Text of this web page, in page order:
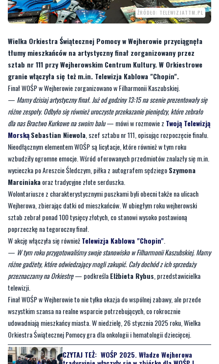
ŹRÓDŁO: TELEWIZJATTM.PL
Wielka Orkiestra Świątecznej Pomocy w Wejherowie przyciągnęła
tłumy mieszkańców na artystyczny finał zorganizowany przez
sztab nr 111 przy Wejherowskim Centrum Kultury. W Orkiestrowe
granie włączyła się też m.in. Telewizja Kablowa "Chopin".
Finał WOŚP w Wejherowie zorganizowano w Filharmonii Kaszubskiej.
—Mamy dzisiaj artystyczny finał. Już od godziny 13:15 na scenie prezentowały się
różne zespoły. Odbyło się również uroczyste przekazanie pieniędzy, które zebrało
dla nas Bractwo Kurkowe na swoim balu— mówi w rozmowie zTwoją Telewizją
MorskąSebastian Niewola, szef sztabu nr 111, opisując rozpoczęcie finału.
Nieodłącznym elementem WOŚP są licytacje, które również w tym roku
wzbudziły ogromne emocje. Wśród oferowanych przedmiotów znalazły się m.in.
wycieczka po Areszcie Śledczym, piłka z autografem sędziegoSzymona
Marciniakaoraz tradycyjne złote serduszka.
Wolontariusze z charakterystycznymi puszkami byli obecni także na ulicach
Wejherowa, zbierając datki od mieszkańców. W ubiegłym roku wejherowski
sztab zebrał ponad 100 tysięcy złotych, co stanowi wysoko postawioną
poprzeczkę na tegoroczny finał.
W akcję włączyła się również Telewizja Kablowa "Chopin".
—W tym roku przygotowaliśmy swoje stanowisko w Filharmonii Kaszubskiej. Mamy
różne gadżety, które odwiedzający mogli zakupić. Cały dochód z ich sprzedaży
przeznaczamy na Orkiestrę— podkreślaElżbieta Rybus, przedstawicielka
telewizji.
Finał WOŚP w Wejherowie to nie tylko okazja do wspólnej zabawy, ale przede
wszystkim szansa na realne wsparcie potrzebujących, co rokrocznie
udowadniają mieszkańcy miasta. W niedzielę, 26 stycznia 2025 roku, Wielka